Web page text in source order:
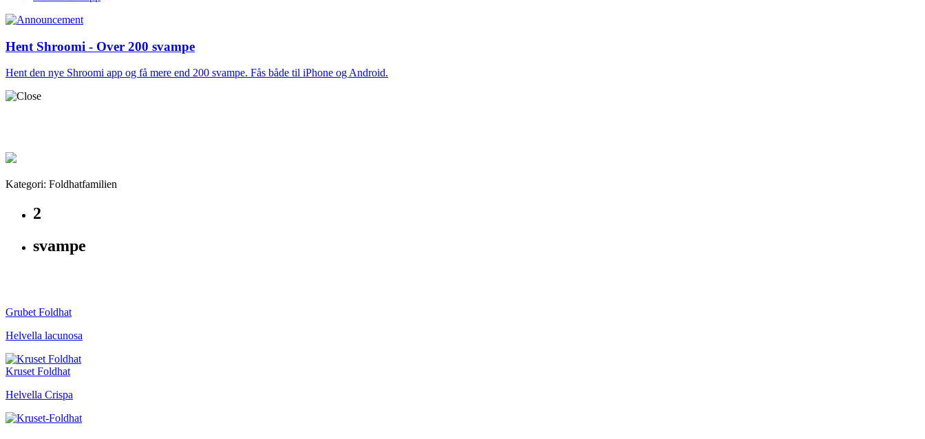
Hent Shroomi - Over 200 svampe
Hent den nye Shroomi app og få mere end 200 svampe. Fås både til iPhone og Android.
Kategori: Foldhatfamilien
2
svampe
Grubet Foldhat
Helvella lacunosa
Kruset Foldhat
Helvella Crispa